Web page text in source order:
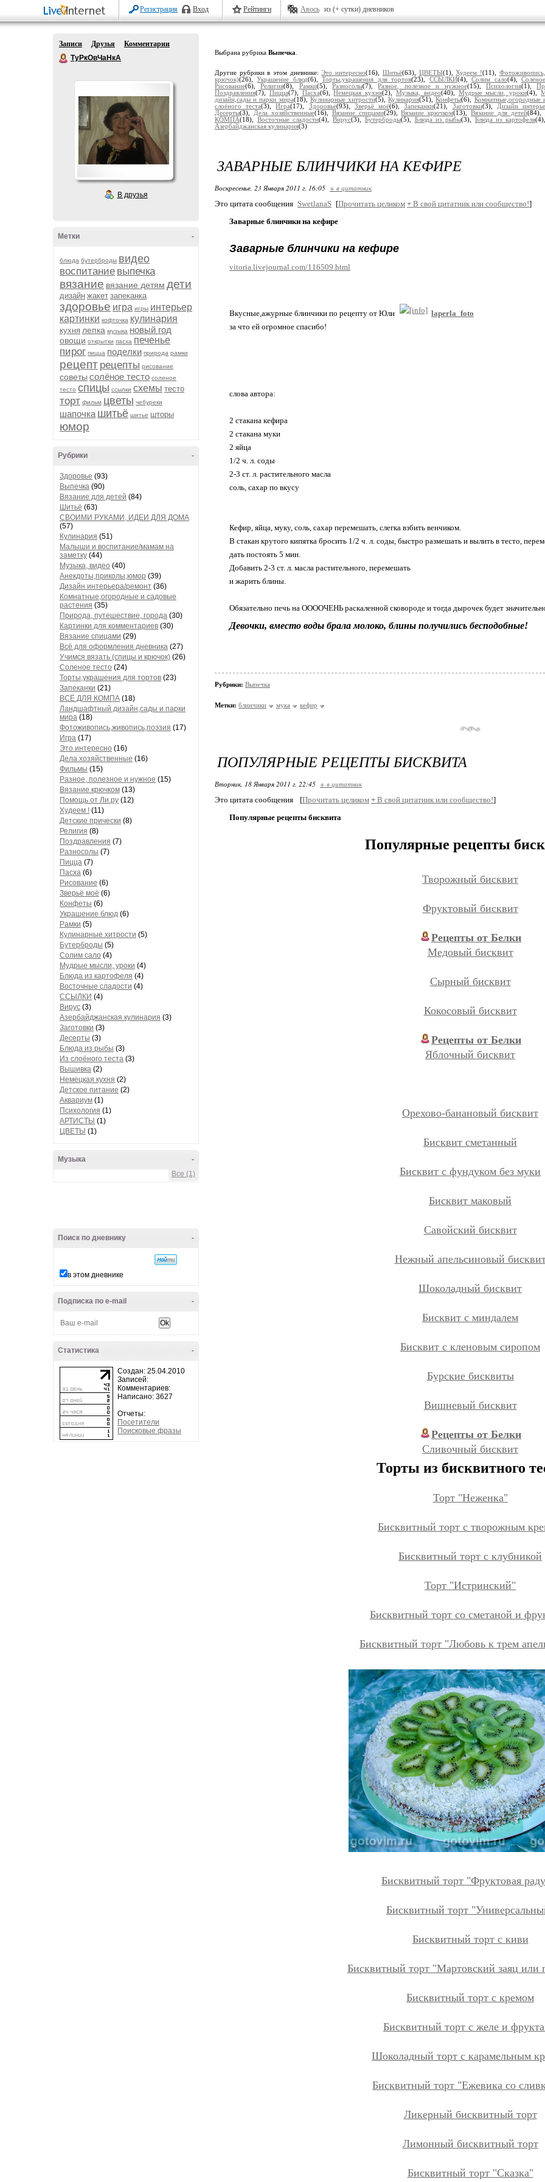
Регистрация Вход Рейтинги Авось из (+ сутки) дневников
Записи Друзья
Комментарии
ТуРкОвЧаНкА
В друзья
-
Метки
блюда бутерброды видео
воспитание выпечка
вязание вязание детям дети
дизайн жакет запеканка
здоровье игра игры интерьер
картинки кофточка кулинария
кухня лепка музыка новый год
овощи открытки пасха печенье
пирог пицца поделки природа рамки
рецепт рецепты рисование
советы солёное тесто соленое
тесто спицы ссылки схемы тесто
торт фильм цветы чебуреки
шапочка шитьё шитье шторы
юмор
-
Рубрики
Здоровье (93)
Выпечка (90)
Вязание для детей (84)
Шитьё (63)
СВОИМИ РУКАМИ, ИДЕИ ДЛЯ ДОМА
(57)
Кулинария (51)
Малыши и воспитание/мамам на
заметку (44)
Музыка, видео (40)
Анекдоты,приколы,юмор (39)
Дизайн интерьера/ремонт (36)
Комнатные,огородные и садовые
растения (35)
Природа, путешествие, города (30)
Картинки для комментариев (30)
Вязание спицами (29)
Всё для оформления дневника (27)
Учимся вязать (спицы и крючок) (26)
Соленое тесто (24)
Торты,украшения для тортов (23)
Запеканки (21)
ВСЁ ДЛЯ КОМПА (18)
Ландшафтный дизайн,сады и парки
мира (18)
Фотоживопись,живопись,поэзия (17)
Игра (17)
Это интересно (16)
Дела хозяйственные (16)
Фильмы (15)
Разное, полезное и нужное (15)
Вязание крючком (13)
Помощь от Ли.ру (12)
Худеем ! (11)
Детские прически (8)
Религия (8)
Поздравления (7)
Разносолы (7)
Пицца (7)
Пасха (6)
Рисование (6)
Зверьё моё (6)
Конфеты (6)
Украшение блюд (6)
Рамки (5)
Кулинарные хитрости (5)
Бутерброды (5)
Солим сало (4)
Мудрые мысли, уроки (4)
Блюда из картофеля (4)
Восточные сладости (4)
ССЫЛКИ (4)
Вирус (3)
Азербайджанская кулинария (3)
Заготовки (3)
Десерты (3)
Блюда из рыбы (3)
Из слоёного теста (3)
Вышивка (2)
Немецкая кухня (2)
Детское питание (2)
Аквариум (1)
Психология (1)
АРТИСТЫ (1)
ЦВЕТЫ (1)
-
Музыка
Все (1)
-
Поиск по дневнику
в этом дневнике
-
Подписка по e-mail
-
Статистика
Создан: 25.04.2010
Записей:
Комментариев:
Написано: 3627
Отчеты:
Посетители
Поисковые фразы
Выбрана рубрика Выпечка
Другие рубрики в этом дневнике:Это интересно(16), Шитьё(63), ЦВЕТЫ(1),Худеем !(11),
крючок)(26),Украшение блюд(6),Торты,украшения для тортов(23), ССЫЛКИ(4),Солим сало(4),
Рисование(6),Религия(8), Рамки(5),Разносолы(7),Разное, полезное и нужное(15), Психология(1),
Поздравления(7), Пицца(7), Пасха(6),Немецкая кухня(2),Музыка, видео(40), Мудрые мысли, уроки(4),
дизайн,сады и парки мира(18), Кулинарные хитрости(5),Кулинария(51),Конфеты(6), Комнатные,огородные
слоёного теста(3),Игра(17), Здоровье(93), Зверьё моё(6),Запеканки(21), Заготовки(3),
Дизайн
Десерты(3), Дела хозяйственные(16), Вязание спицами(29),Вязание крючком(13),Вязание для детей(84),
КОМПА(18), Восточные сладости(4),Вирус(3), Бутерброды(5), Блюда из рыбы(3), Блюда из картофеля
Азербайджанская кулинария(3)
ЗАВАРНЫЕ БЛИНЧИКИ НА КЕФИРЕ
Воскресенье, 23 Января 2011 г. 16:05 + в цитатник
Это цитата сообщения SwetlanaS [Прочитать целиком + В свой цитатник или сообщество!]
Заварные блинчики на кефире
Заварные блинчики на кефире
vitoria.livejournal.com/116509.html
Вкусные,ажурные блинчики по рецепту от Юли
laperla_foto
за что ей огромное спасибо!
слова автора:
2 стакана кефира
2 стакана муки
2 яйца
1/2 ч. л. соды
2-3 ст. л. растительного масла
соль, сахар по вкусу
Кефир, яйца, муку, соль, сахар перемешать, слегка взбить венчиком.
В стакан крутого кипятка бросить 1/2 ч. л. соды, быстро размешать и вылить в тесто,
дать постоять 5 мин.
Добавить 2-3 ст. л. масла растительного, перемешать
и жарить блины.
Обязательно печь на ООООЧЕНЬ раскаленной сковороде и тогда дырочек будет
Девочки, вместо воды брала молоко, блины получились бесподобные!
Рубрики: Выпечка
Метки: блинчики мука кефир
ПОПУЛЯРНЫЕ РЕЦЕПТЫ БИСКВИТА
Вторник, 18 Января 2011 г. 22:45 + в цитатник
Это цитата сообщения
[Прочитать целиком + В свой цитатник или сообщество!]
Популярные рецепты бисквита
Популярные рецепты
Творожный бисквит
Фруктовый бисквит
Рецепты от Белки
Медовый бисквит
Сырный бисквит
Кокосовый бисквит
Рецепты от Белки
Яблочный бисквит
Орехово-банановый бисквит
Бисквит сметанный
Бисквит с фундуком без муки
Бисквит маковый
Савойский бисквит
Нежный апельсиновый
Шоколадный бисквит
Бисквит с миндалем
Бисквит с кленовым сиропом
Бурские бисквиты
Вишневый бисквит
Рецепты от Белки
Сливочный бисквит
Торты из бисквитного
Торт "Неженка"
Бисквитный торт с творожным
Бисквитный торт с клубникой
Торт "Истринский"
Бисквитный торт со сметаной и
Бисквитный торт "Любовь к трем
Бисквитный торт "Фруктовая
Бисквитный торт
Бисквитный торт с киви
Бисквитный торт "Мартовский заяц или
Бисквитный торт с кремом
Бисквитный торт с желе и
Шоколадный торт с карамельным
Бисквитный торт "Ежевика со
Ликерный бисквитный торт
Лимонный бисквитный торт
Бисквитный торт "Сказка"